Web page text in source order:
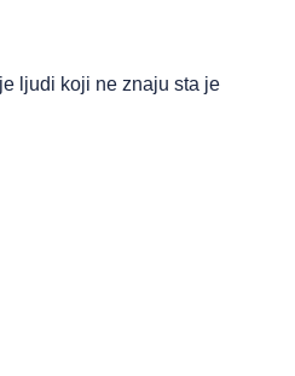
ljudi koji ne znaju sta je